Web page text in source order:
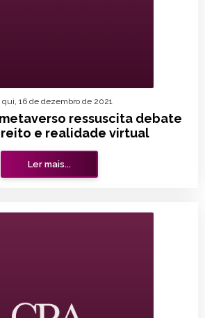
ressuscita debate
e realidade virtual
qui, 16 de dezembro de 2021
Ler mais...